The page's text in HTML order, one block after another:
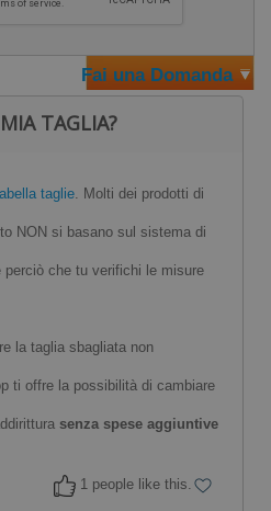
nella "Tabella Taglie" prima di
Fai una Domanda
TAGLIA?
taglie. Molti dei prodotti di
NON si basano sul sistema di
che tu verifichi le misure
la taglia sbagliata non
ti offre la possibilità di cambiare
senza spese aggiuntive
1 people like this.